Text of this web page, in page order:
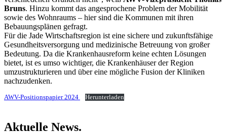
Bruns. Hinzu kommt das angesprochene Problem der Mobilität
sowie des Wohnraums – hier sind die Kommunen mit ihren
Bebauungsplänen gefragt.
Für die Jade Wirtschaftsregion ist eine sichere und zukunftsfähige
Gesundheitsversorgung und medizinische Betreuung von großer
Bedeutung. Da die Krankenhausreform keine echten Lösungen
bietet, ist es umso wichtiger, die Krankenhäuser der Region
umzustrukturieren und über eine mögliche Fusion der Kliniken
nachzudenken.
AWV-Positionspapier 2024 Herunterladen
Aktuelle News.